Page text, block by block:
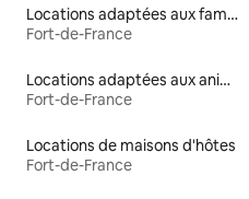
Locations adaptées aux familles
Fort-de-France
Locations adaptées aux animaux
Fort-de-France
Locations de maisons d'hôtes
Fort-de-France